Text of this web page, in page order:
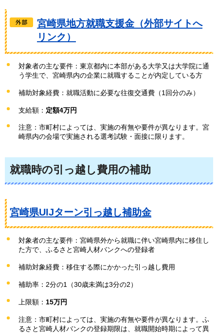
宮崎県地方就職支援金（外部サイトへ
リンク）
対象者の主な要件：東京都内に本部がある大学又は大学院に通
う学生で、宮崎県内の企業に就職することが内定している方
補助対象経費：就職活動に必要な往復交通費（1回分のみ）
支給額： 定額4万円
注意：市町村によっては、実施の有無や要件が異なります。宮
崎県内の会場で実施される選考試験・面接に限ります。
就職時の引っ越し費用の補助
宮崎県UIJターン引っ越し補助金
対象者の主な要件：宮崎県外から就職に伴い宮崎県内に移住し
た方で、ふるさと宮崎人材バンクへの登録者
補助対象経費：移住する際にかかった引っ越し費用
補助率：2分の1（30歳未満は3分の2）
上限額： 15万円
注意：市町村によっては、実施の有無や要件が異なります。ふ
るさと宮崎人材バンクの登録期限は、就職開始時期によって異